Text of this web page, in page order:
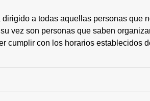
dirigido a todas aquellas personas que
vez son personas que saben
cumplir con los horarios establecidos